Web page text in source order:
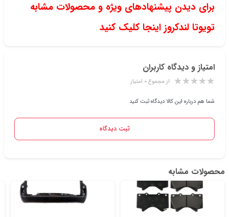
برای دیدن پیشنهادهای ویژه و محصولات مشابه
تویوتا لندکروز اینجا کلیک کنید
امتیاز و دیدگاه کاربران
از مجموع ۰ امتیاز
شما هم درباره این کالا دیدگاه ثبت کنید
ثبت دیدگاه
محصولات مشابه